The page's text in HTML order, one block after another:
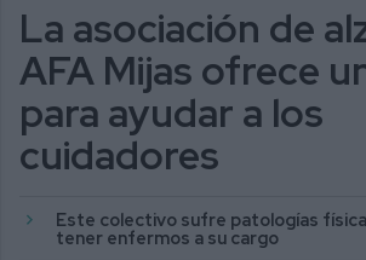
La asociación de
AFA Mijas ofrece
para ayudar a los
cuidadores
Este colectivo sufre patologías
tener enfermos a su cargo